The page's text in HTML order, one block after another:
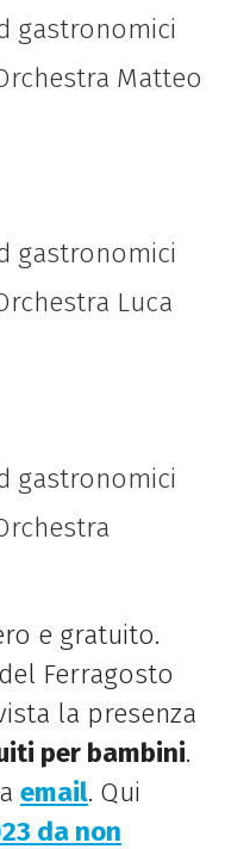
gastronomici
Matteo
gastronomici
Luca
gastronomici
e gratuito.
Ferragosto
la presenza
per bambini.
email. Qui
da non